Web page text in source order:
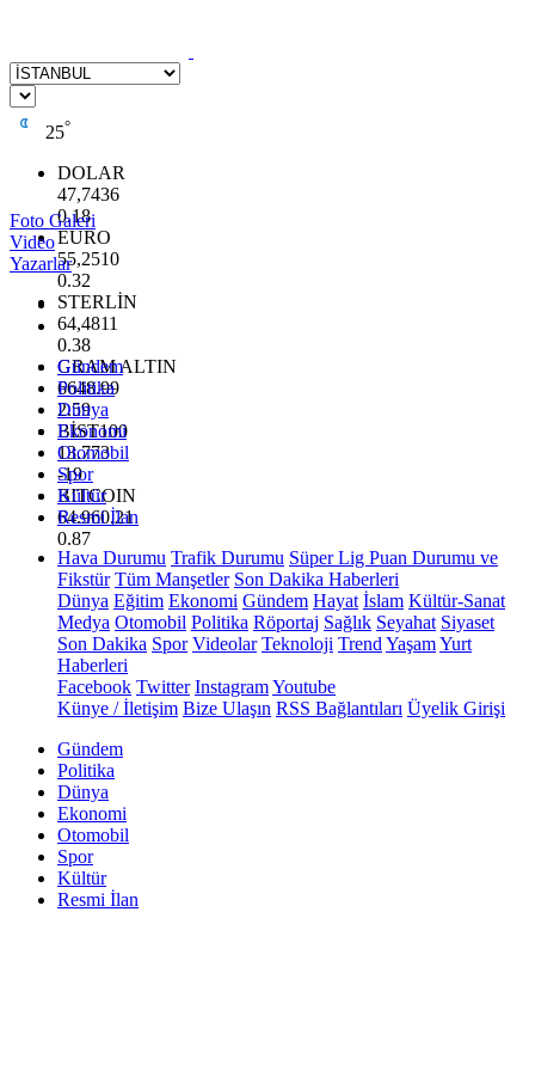
25°
DOLAR
47,7436
0.18
EURO
55,2510
0.32
STERLİN
64,4811
0.38
GRAM ALTIN
6648.99
2.59
BİST100
13.773
-19
BITCOIN
64.960,21
0.87
Foto Galeri
Video
Yazarlar
Gündem
Politika
Dünya
Ekonomi
Otomobil
Spor
Kültür
Resmi İlan
Hava Durumu Trafik Durumu Süper Lig Puan Durumu ve
Fikstür Tüm Manşetler Son Dakika Haberleri
Dünya Eğitim Ekonomi Gündem Hayat İslam Kültür-Sanat
Medya Otomobil Politika Röportaj Sağlık Seyahat Siyaset
Son Dakika Spor Videolar Teknoloji Trend YaşamYurt
Haberleri
Facebook Twitter InstagramYoutube
Künye / İletişim Bize Ulaşın RSS Bağlantıları Üyelik Girişi
Gündem
Politika
Dünya
Ekonomi
Otomobil
Spor
Kültür
Resmi İlan